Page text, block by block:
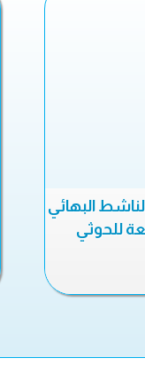
البهائي
للحوثي